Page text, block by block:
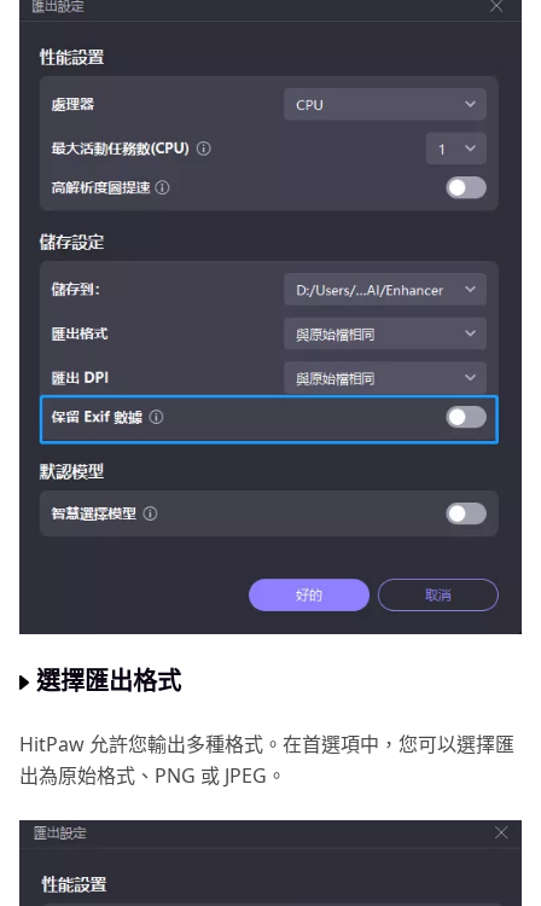
選擇匯出格式
HitPaw 允許您輸出多種格式。在首選項中，您可以選擇匯
出為原始格式、PNG 或 JPEG。